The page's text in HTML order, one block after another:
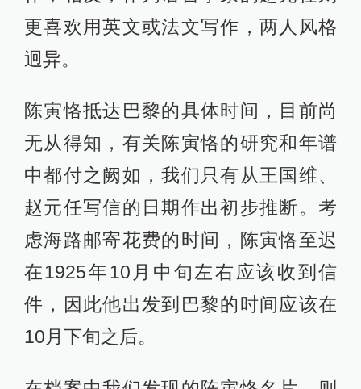
更喜欢用英文或法文写作，两人风格
迥异。
陈寅恪抵达巴黎的具体时间，目前尚
无从得知，有关陈寅恪的研究和年谱
中都付之阙如，我们只有从王国维、
赵元任写信的日期作出初步推断。考
虑海路邮寄花费的时间，陈寅恪至迟
在1925年10月中旬左右应该收到信
件，因此他出发到巴黎的时间应该在
10月下旬之后。